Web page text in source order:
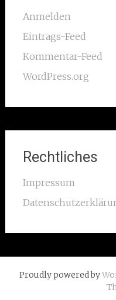
Anmelden
Eintrags-Feed
Kommentar-Feed
WordPress.org
Rechtliches
Impressum
Proudly powered by